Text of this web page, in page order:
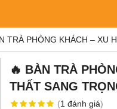
TRÀ PHÒNG KHÁCH – XU
🔥 BÀN TRÀ
THẤT SANG
(1 đánh giá)